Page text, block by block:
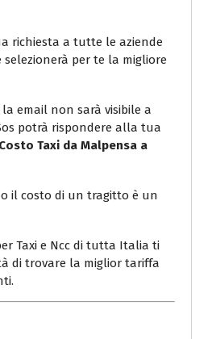
richiesta a tutte le aziende
per te la migliore
email non sarà visibile a
potrà rispondere alla tua
Costo Taxi da Malpensa a
il costo di un tragitto è un
Taxi e Ncc di tutta Italia ti
di trovare la miglior tariffa